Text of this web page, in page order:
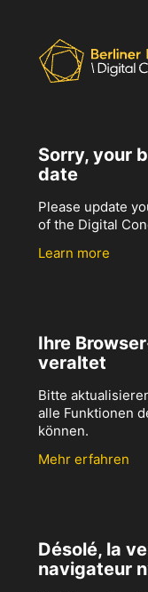
Sorry, your
date
Please update
of the Digital
Learn more
Ihre
veraltet
Bitte
alle Funktionen
können.
Mehr erfahren
Désolé, la
navigateur